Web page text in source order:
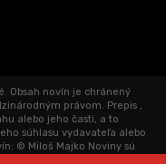
Obsah novín je chránený
právom. Prepis ,
alebo jeho časti, a to
súhlasu vydavateľa alebo
© Miloš Majko Noviny sú